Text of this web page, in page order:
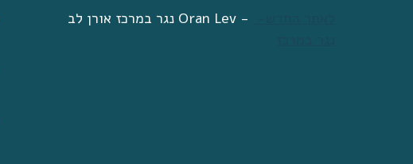
נגר במרכז אורן לב Oran Lev -